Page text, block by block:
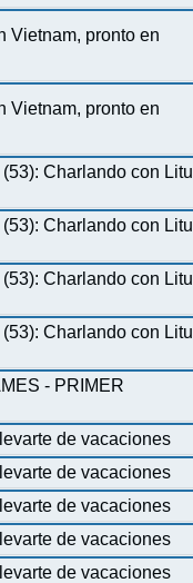
Vietnam, pronto en
Vietnam, pronto en
Charlando con
Charlando con
Charlando con
Charlando con
- PRIMER
de vacaciones
de vacaciones
de vacaciones
de vacaciones
de vacaciones